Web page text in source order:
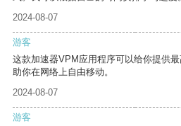
2024-08-07
游客
这款加速器VPM应用程序可以给你提供
助你在网络上自由移动。
2024-08-07
游客